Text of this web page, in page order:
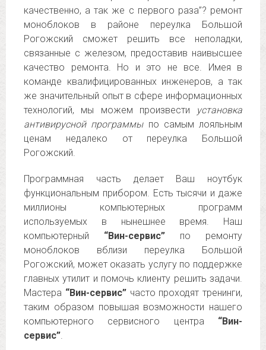
качественно, а так же с первого раза”? ремонт
моноблоков в районе переулка Большой
Рогожский сможет решить все неполадки,
связанные с железом, предоставив наивысшее
качество ремонта. Но и это не все. Имея в
команде квалифицированных инженеров, а так
же значительный опыт в сфере информационных
технологий, мы можем произвести
установка
антивирусной программыпо самым лояльным
ценам недалеко от переулка Большой
Рогожский.
Программная часть делает Ваш ноутбук
функциональным прибором. Есть тысячи и даже
миллионы компьютерных программ
используемых в нынешнее время. Наш
компьютерный “Вин-сервис” по ремонту
моноблоков вблизи переулка Большой
Рогожский, может оказать услугу по поддержке
главных утилит и помочь клиенту решить задачи.
Мастера “Вин-сервис”часто проходят тренинги,
таким образом повышая возможности нашего
компьютерного сервисного центра “Вин-
сервис”.